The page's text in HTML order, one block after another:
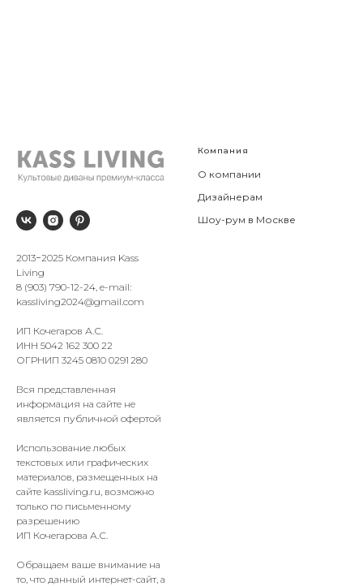
2013−2025 Компания Kass
Living
8 (903) 790-12-24, e-mail:
kassliving2024@gmail.com
ИП Кочегаров А.С.
ИНН 5042 162 300 22
ОГРНИП 3245 0810 0291 280
Вся представленная
информация на сайте не
является публичной офертой
Использование любых
текстовых или графических
материалов, размещенных на
сайте kassliving .ru, возможно
только по письменному
разрешению
ИП Кочегарова А.С.
Обращаем ваше внимание на
то, что данный интернет-сайт, а
Компания
О компании
Дизайнерам
Шоу-рум в Москве